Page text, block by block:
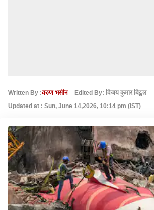
Written By :वरुण भसीन
Edited By: विजय कुमार बिट्ठल
Updated at : Sun, June 14,2026, 10:14 pm (IST)